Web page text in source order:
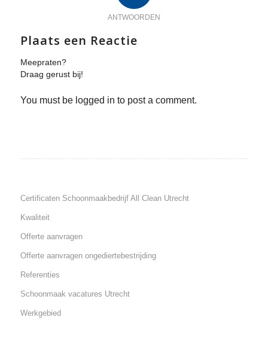
ANTWOORDEN
Plaats een Reactie
Meepraten?
Draag gerust bij!
You must be logged in to post a comment.
Certificaten Schoonmaakbedrijf All Clean Utrecht
Kwaliteit
Offerte aanvragen
Offerte aanvragen ongediertebestrijding
Referenties
Schoonmaak vacatures Utrecht
Werkgebied